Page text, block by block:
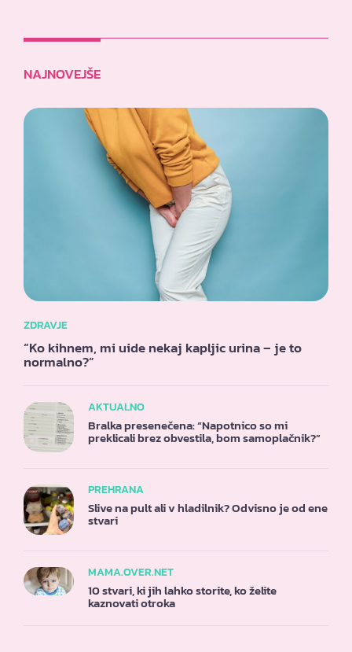
NAJNOVEJŠE
ZDRAVJE
“Ko kihnem, mi uide nekaj kapljic urina – je to
normalno?”
AKTUALNO
Bralka presenečena: “Napotnico so mi
preklicali brez obvestila, bom samoplačnik?”
PREHRANA
Slive na pult ali v hladilnik? Odvisno je od ene
stvari
MAMA.OVER.NET
10 stvari, ki jih lahko storite, ko želite
kaznovati otroka